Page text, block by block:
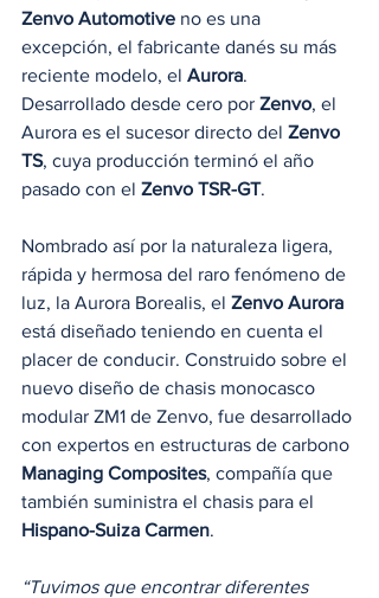
Zenvo Automotive no es una
excepción, el fabricante danés su más
reciente modelo, el Aurora.
Desarrollado desde cero por Zenvo, el
Aurora es el sucesor directo del Zenvo
TS, cuya producción terminó el año
pasado con el Zenvo TSR-GT.
Nombrado así por la naturaleza ligera,
rápida y hermosa del raro fenómeno de
luz, la Aurora Borealis, el Zenvo Aurora
está diseñado teniendo en cuenta el
placer de conducir. Construido sobre el
nuevo diseño de chasis monocasco
modular ZM1 de Zenvo, fue desarrollado
con expertos en estructuras de carbono
Managing Composites, compañía que
también suministra el chasis para el
Hispano-Suiza Carmen.
“Tuvimos que encontrar diferentes